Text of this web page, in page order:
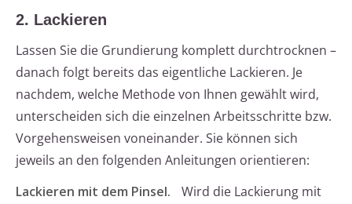
2. Lackieren
Lassen Sie die Grundierung komplett durchtrocknen –
danach folgt bereits das eigentliche Lackieren. Je
nachdem, welche Methode von Ihnen gewählt wird,
unterscheiden sich die einzelnen Arbeitsschritte bzw.
Vorgehensweisen voneinander. Sie können sich
jeweils an den folgenden Anleitungen orientieren:
Lackieren mit dem Pinsel.
Wird die Lackierung mit